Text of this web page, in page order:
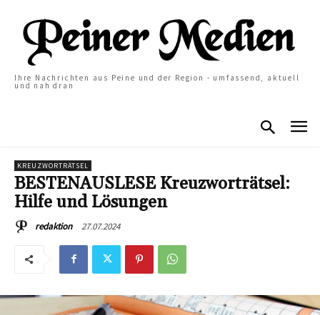
Ihre Nachrichten aus Peine und der Region - umfassend, aktuell
und nah dran
KREUZWORTRÄTSEL
BESTENAUSLESE Kreuzworträtsel:
Hilfe und Lösungen
redaktion 27.07.2024